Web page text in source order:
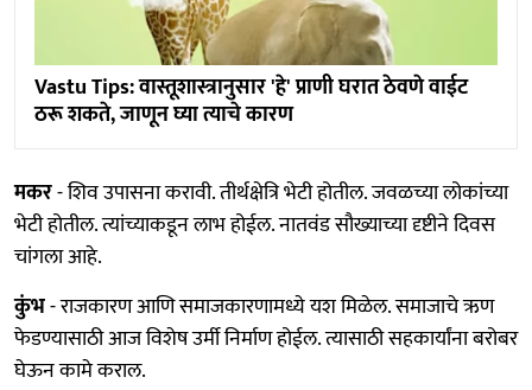
Vastu Tips: वास्तूशास्त्रानुसार 'हे' प्राणी घरात ठेवणे वाईट
ठरू शकते, जाणून घ्या त्याचे कारण
मकर- शिव उपासना करावी. तीर्थक्षेत्रि भेटी होतील. जवळच्या लोकांच्या
भेटी होतील. त्यांच्याकडून लाभ होईल. नातवंड सौख्याच्या दृष्टीने दिवस
चांगला आहे.
कुंभ- राजकारण आणि समाजकारणामध्ये यश मिळेल. समाजाचे ऋण
फेडण्यासाठी आज विशेष उर्मी निर्माण होईल. त्यासाठी सहकार्यांना बरोबर
घेऊन कामे कराल.